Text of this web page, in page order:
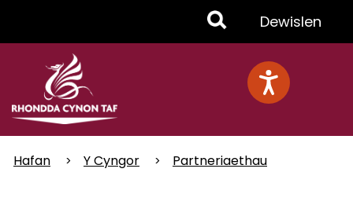
Toggle
Menu
Dewislen
Hafan Y Cyngor Partneriaethau